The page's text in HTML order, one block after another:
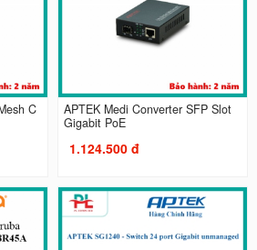
APTEK Medi Converter SFP Slot
Gigabit PoE
1.124.500 đ